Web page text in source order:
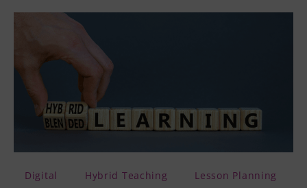
Digital Hybrid Teaching Lesson Planning